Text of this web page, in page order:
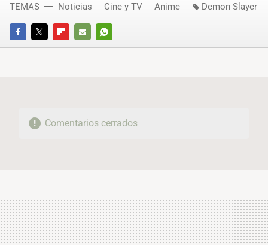
FACEBOOKTWITTERFLIPBOARD
E-
WHATSAPP
TEMAS Noticias Cine y TV Anime Demon Slayer
Comentarios cerrados